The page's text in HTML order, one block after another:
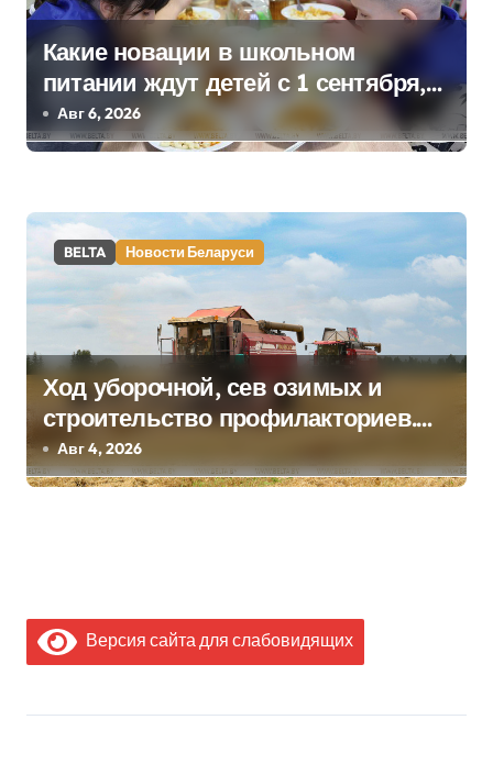
я
м
Какие новации в школьном
питании ждут детей с 1 сентября,
рассказали в правительстве
Авг 6, 2026
BELTA Новости Беларуси
Ход уборочной, сев озимых и
строительство профилакториев.
Лукашенко заслушал доклад главы
Минсельхозпрода
Авг 4, 2026
Версия сайта для слабовидящих